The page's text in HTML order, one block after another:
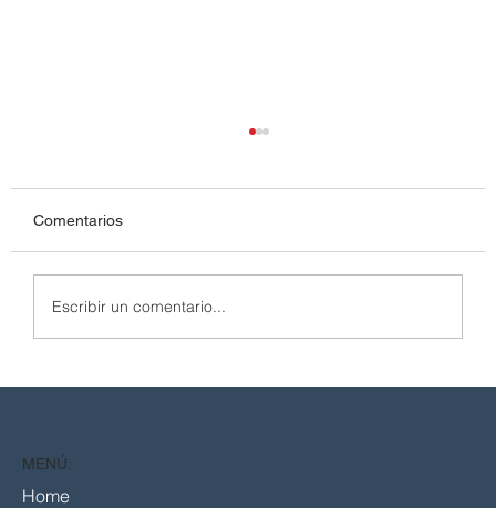
Comentarios
Escribir un comentario...
Home
MENÚ: